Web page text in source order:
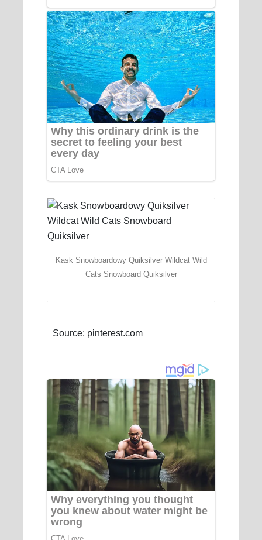
Kask Snowboardowy Quiksilver Wildcat Wild
Cats Snowboard Quiksilver
Source: pinterest.com